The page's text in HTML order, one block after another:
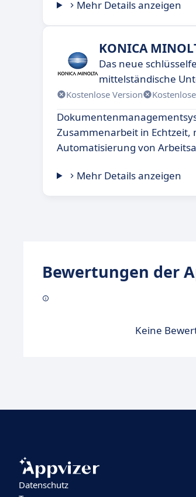
Mehr Details anzeigen
KONICA
Das neue
mittelständische
Kostenlose Version
Zusammenarbeit in Echtzeit,
Automatisierung von
Mehr Details anzeigen
Bewertungen der
Keine
Datenschutz